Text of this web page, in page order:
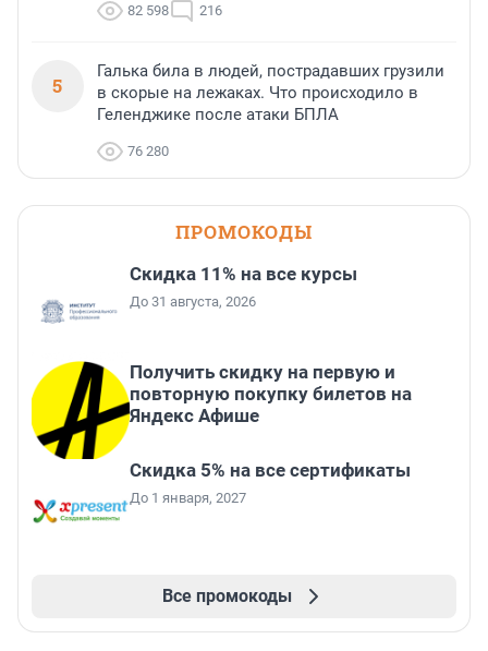
82 598 216
5
Галька била в людей, пострадавших грузили
в скорые на лежаках. Что происходило в
Геленджике после атаки БПЛА
76 280
ПРОМОКОДЫ
Скидка 11% на все курсы
До 31 августа, 2026
Получить скидку на первую и
повторную покупку билетов на
Яндекс Афише
Скидка 5% на все сертификаты
До 1 января, 2027
Все промокоды